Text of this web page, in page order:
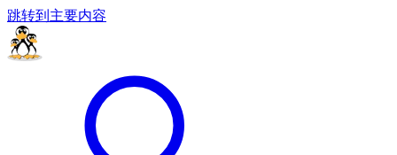
跳转到主要内容